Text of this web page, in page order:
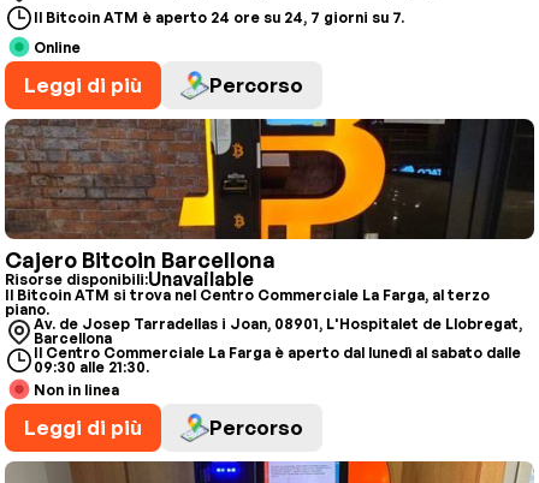
Il Bitcoin ATM è aperto 24 ore su 24, 7 giorni su 7.
Online
Leggi di più Percorso
Cajero Bitcoin Barcellona
Risorse disponibili:Unavailable
Il Bitcoin ATM si trova nel Centro Commerciale La Farga, al terzo
piano.
Av. de Josep Tarradellas i Joan, 08901, L'Hospitalet de Llobregat,
Barcellona
Il Centro Commerciale La Farga è aperto dal lunedì al sabato dalle
09:30 alle 21:30.
Non in linea
Leggi di più Percorso